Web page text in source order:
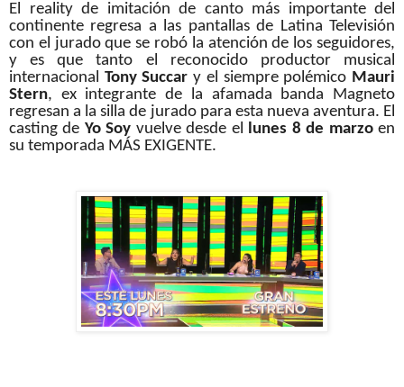
El reality de imitación de canto más importante del
continente regresa a las pantallas de Latina Televisión
con el jurado que se robó la atención de los seguidores,
y es que tanto el reconocido productor musical
internacional Tony Succary el siempre polémico Mauri
Stern, ex integrante de la afamada banda Magneto
regresan a la silla de jurado para esta nueva aventura. El
casting de Yo Soy vuelve desde el lunes 8 de marzoen
su temporada MÁS EXIGENTE.